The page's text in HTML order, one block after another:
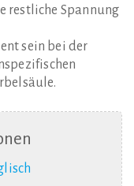
restliche Spannung
sein bei der